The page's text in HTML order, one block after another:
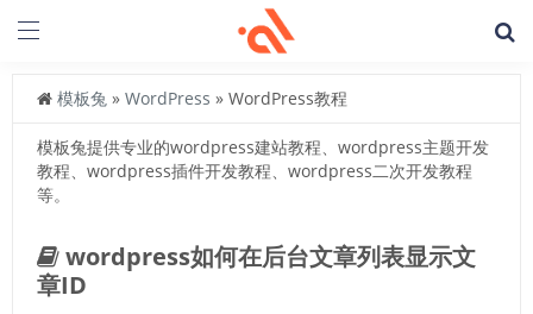
模板兔 » WordPress » WordPress教程
模板兔提供专业的wordpress建站教程、wordpress主题开发
教程、wordpress插件开发教程、wordpress二次开发教程
等。
wordpress如何在后台文章列表显示文
章ID